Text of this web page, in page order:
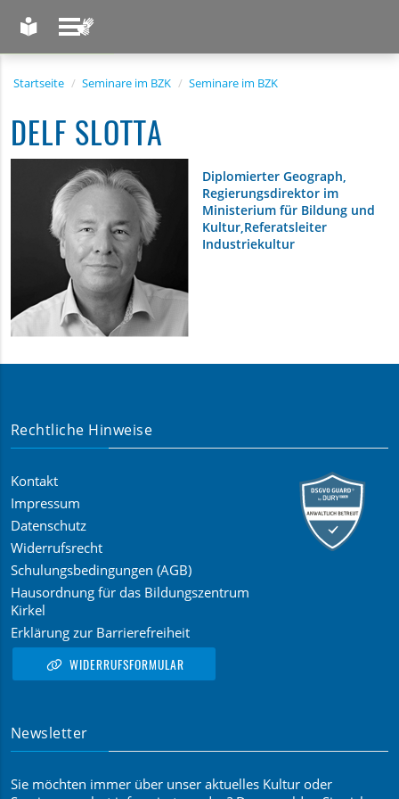
Startseite Seminare im BZK Seminare im BZK
DELF SLOTTA
Diplomierter Geograph,
Regierungsdirektor im
Ministerium für Bildung und
Kultur,Referatsleiter
Industriekultur
Rechtliche Hinweise
Kontakt
Impressum
Datenschutz
Widerrufsrecht
Schulungsbedingungen (AGB)
Hausordnung für das Bildungszentrum
Kirkel
Erklärung zur Barrierefreiheit
WIDERRUFSFORMULAR
Newsletter
Sie möchten immer über unser aktuelles Kultur oder